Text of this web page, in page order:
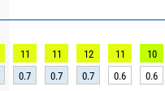
11 11 12 11 10
0.7 0.7 0.7 0.6 0.6